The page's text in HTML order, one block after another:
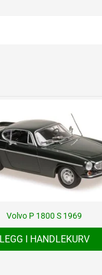
Volvo P 1800 S 1969
LEGG I HANDLEKURV